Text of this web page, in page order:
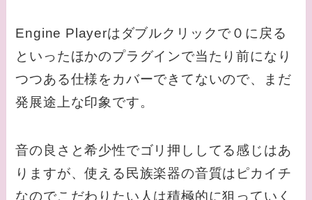
Engine Playerはダブルクリックで０に戻る
といったほかのプラグインで当たり前になり
つつある仕様をカバーできてないので、まだ
発展途上な印象です。
音の良さと希少性でゴリ押ししてる感じはあ
りますが、使える民族楽器の音質はピカイチ
なのでこだわりたい人は積極的に狙っていく